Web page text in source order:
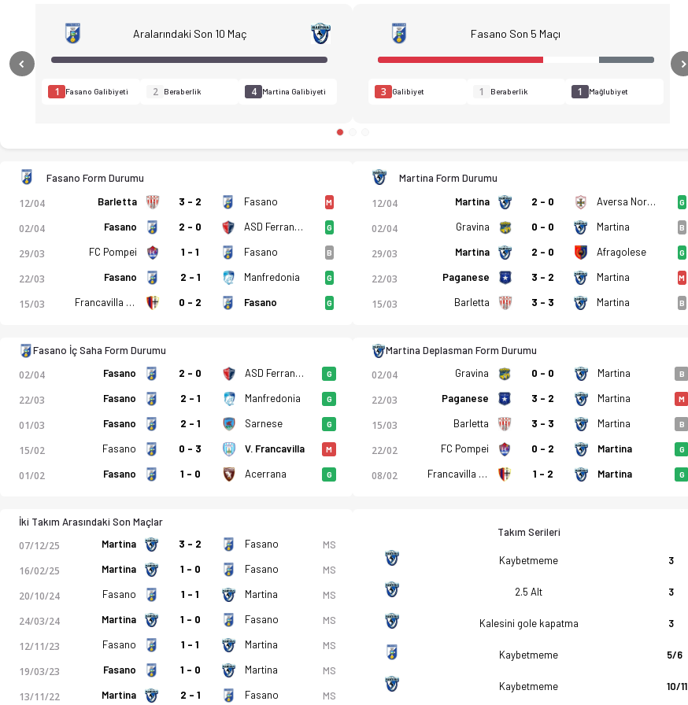
Citta di Fasano - Martina 1-0 bitti. Gol anları, kadro, istatistikler, puan durumu ve iddaa oranları Ofsayt'ta. (19.04.2026)
Aralarındaki Son 10 Maç
1 Fasano Galibiyeti 2 Beraberlik 4 Martina Galibiyeti
Fasano Son 5 Maçı
3 Galibiyet 1 Beraberlik 1 Mağlubiyet
Previous
Fasano Form Durumu
12/04 Barletta 3 - 2 Fasano M
02/04 Fasano 2 - 0 ASD Ferrandina G
29/03 FC Pompei 1 - 1 Fasano B
22/03 Fasano 2 - 1 Manfredonia G
15/03 Francavilla 1931 0 - 2 Fasano G
Martina Form Durumu
12/04 Martina 2 - 0 Aversa Normanna G
02/04 Gravina 0 - 0 Martina B
29/03 Martina 2 - 0 Afragolese G
22/03 Paganese 3 - 2 Martina M
15/03 Barletta 3 - 3 Martina B
Fasano İç Saha Form Durumu
02/04 Fasano 2 - 0 ASD Ferrandina G
22/03 Fasano 2 - 1 Manfredonia G
01/03 Fasano 2 - 1 Sarnese G
15/02 Fasano 0 - 3 V. Francavilla M
01/02 Fasano 1 - 0 Acerrana G
Martina Deplasman Form Durumu
02/04 Gravina 0 - 0 Martina B
22/03 Paganese 3 - 2 Martina M
15/03 Barletta 3 - 3 Martina B
22/02 FC Pompei 0 - 2 Martina G
08/02 Francavilla 1931 1 - 2 Martina G
İki Takım Arasındaki Son Maçlar
07/12/25 Martina 3 - 2 Fasano MS
16/02/25 Martina 1 - 0 Fasano MS
20/10/24 Fasano 1 - 1 Martina MS
24/03/24 Martina 1 - 0 Fasano MS
12/11/23 Fasano 1 - 1 Martina MS
19/03/23 Fasano 1 - 0 Martina MS
13/11/22 Martina 2 - 1 Fasano MS
Takım Serileri
Kaybetmeme 3
2.5 Alt 3
Kalesini gole kapatma 3
Kaybetmeme 5/6
Kaybetmeme 10/11